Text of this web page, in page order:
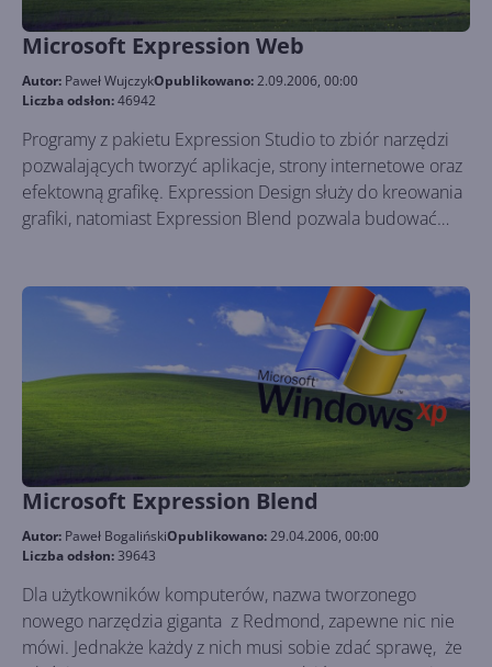
Microsoft Expression Web
Autor: Paweł WujczykOpublikowano:2.09.2006, 00:00
Liczba odsłon:46942
Programy z pakietu Expression Studio to zbiór narzędzi
pozwalających tworzyć aplikacje, strony internetowe oraz
efektowną grafikę. Expression Design służy do kreowania
grafiki, natomiast Expression Blend pozwala budować
którego możemy tworzyć strony internetowe. Przyjrzyjmy
się bliżej ostatniej z wymienionych aplikacji.
Microsoft Expression Blend
Autor: Paweł BogalińskiOpublikowano:29.04.2006, 00:00
Liczba odsłon:39643
Dla użytkowników komputerów, nazwa tworzonego
nowego narzędzia giganta z Redmond, zapewne nic nie
mówi. Jednakże każdy z nich musi sobie zdać sprawę, że